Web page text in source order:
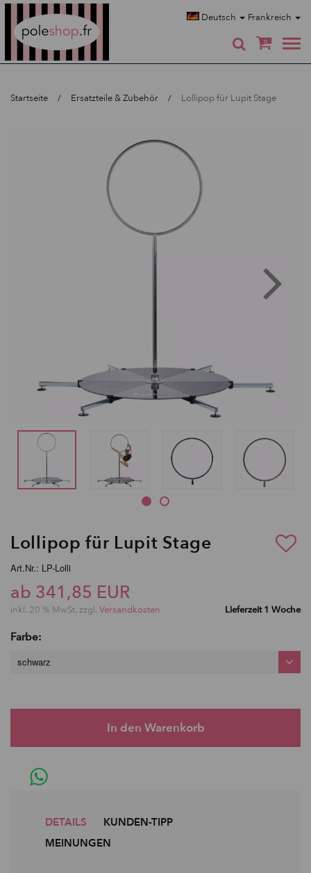
Deutsch Frankreich
0
Startseite Ersatzteile & Zubehör Lollipop für Lupit Stage
Lollipop für Lupit Stage
Art.Nr.: LP-Lolli
ab 341,85 EUR
inkl. 20 % MwSt. zzgl. Versandkosten Lieferzeit 1 Woche
Farbe:
schwarz
DETAILS
KUNDEN-TIPP
MEINUNGEN